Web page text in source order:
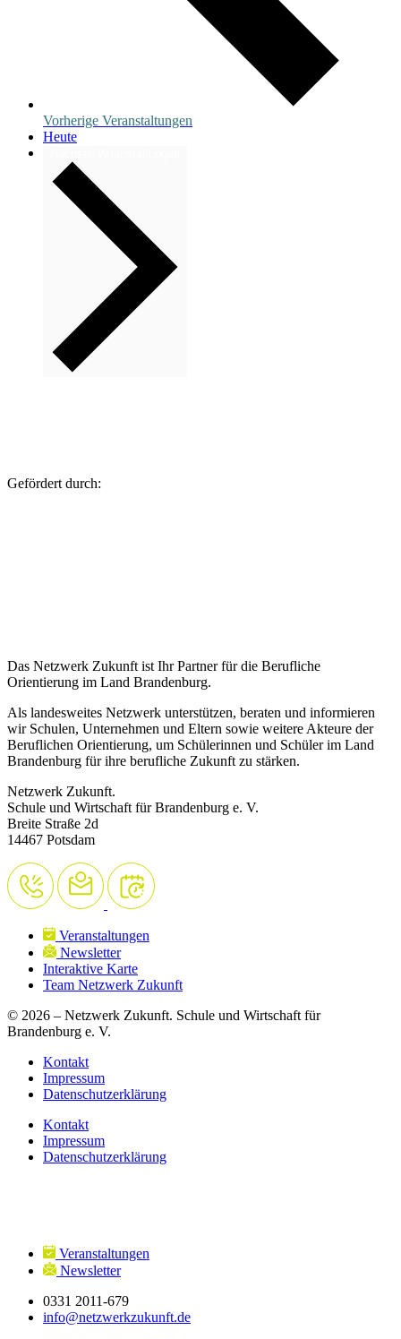
Vorherige Veranstaltungen
Heute
Gefördert durch:
Das Netzwerk Zukunft ist Ihr Partner für die Berufliche
Orientierung im Land Brandenburg.
Als landesweites Netzwerk unterstützen, beraten und informieren
wir Schulen, Unternehmen und Eltern sowie weitere Akteure der
Beruflichen Orientierung, um Schülerinnen und Schüler im Land
Brandenburg für ihre berufliche Zukunft zu stärken.
Netzwerk Zukunft.
Schule und Wirtschaft für Brandenburg e. V.
Breite Straße 2d
14467 Potsdam
Veranstaltungen
Newsletter
Interaktive Karte
Team Netzwerk Zukunft
© 2026 – Netzwerk Zukunft. Schule und Wirtschaft für
Brandenburg e. V.
Kontakt
Impressum
Datenschutzerklärung
Kontakt
Impressum
Datenschutzerklärung
Veranstaltungen
Newsletter
0331 2011-679
info@netzwerkzukunft.de